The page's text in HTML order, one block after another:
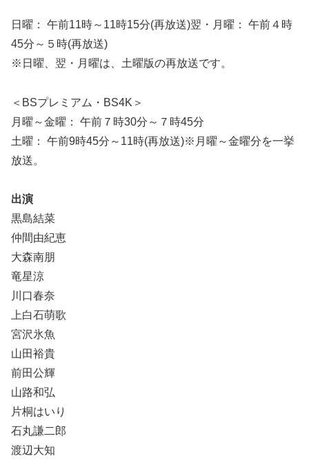
日曜： 午前11時～11時15分(再放送)翌・月曜： 午前４時
45分～５時(再放送)
※日曜、翌・月曜は、土曜版の再放送です。
＜BSプレミアム・BS4K＞
月曜～金曜： 午前７時30分～７時45分
土曜： 午前9時45分～11時(再放送)※月曜～金曜分を一挙
放送。
出演
黒島結菜
仲間由紀恵
大森南朋
竜星涼
川口春奈
上白石萌歌
宮沢氷魚
山田裕貴
前田公輝
山路和弘
片桐はいり
石丸謙二郎
渡辺大知